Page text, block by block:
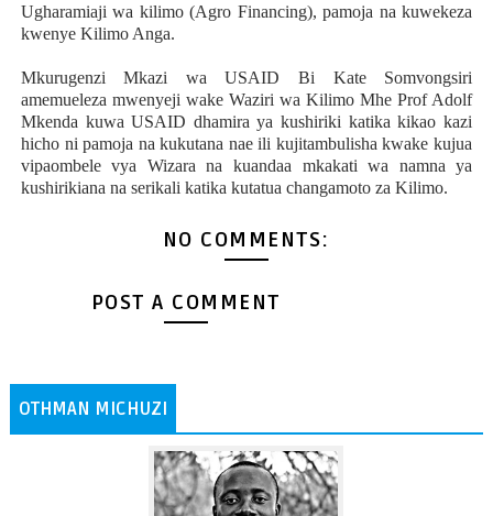
Ugharamiaji wa kilimo (Agro Financing), pamoja na kuwekeza
kwenye Kilimo Anga.
Mkurugenzi Mkazi wa USAID Bi Kate Somvongsiri
amemueleza mwenyeji wake Waziri wa Kilimo Mhe Prof Adolf
Mkenda kuwa USAID dhamira ya kushiriki katika kikao kazi
hicho ni pamoja na kukutana nae ili kujitambulisha kwake kujua
vipaombele vya Wizara na kuandaa mkakati wa namna ya
kushirikiana na serikali katika kutatua changamoto za Kilimo.
NO COMMENTS:
POST A COMMENT
OTHMAN MICHUZI